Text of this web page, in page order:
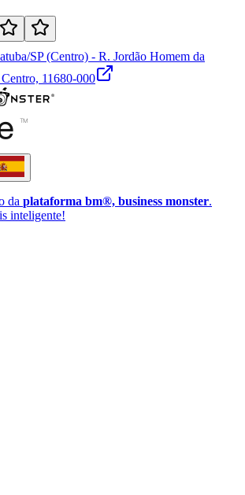
SP (Centro) - R. Jordão Homem da
11680-000
da plataforma bm®, business monster.
inteligente!